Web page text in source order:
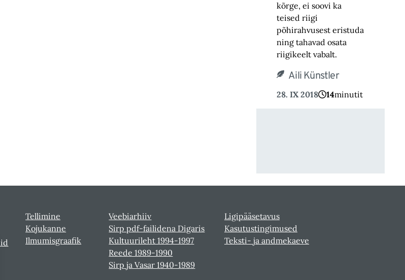
kõrge, ei soovi ka
teised riigi
põhirahvusest eristuda
ning tahavad osata
riigikeelt vabalt.
Aili Künstler
28. IX 2018 14minutit
Tellimine
Kojukanne
Ilmumisgraafik
Veebiarhiiv
Sirp pdf-failidena Digaris
Kultuurileht 1994-1997
Reede 1989-1990
Sirp ja Vasar 1940-1989
Ligipääsetavus
Kasutustingimused
Teksti- ja andmekaeve